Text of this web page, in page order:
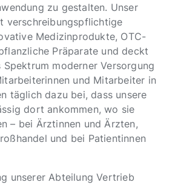
zu gestalten. Unser
verschreibungspflichtige
Medizinprodukte, OTC-
Präparate und deckt
moderner Versorgung
und Mitarbeiter in
täglich dazu bei, dass unsere
dort ankommen, wo sie
– bei Ärztinnen und Ärzten,
und bei Patientinnen
unserer Abteilung Vertrieb